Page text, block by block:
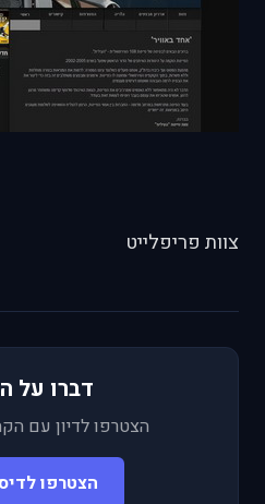
צוות פריפלייט
דברו על
הצטרפו לדיון עם
הצטרפו